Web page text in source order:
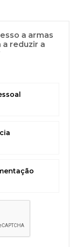
a armas
a reduzir a